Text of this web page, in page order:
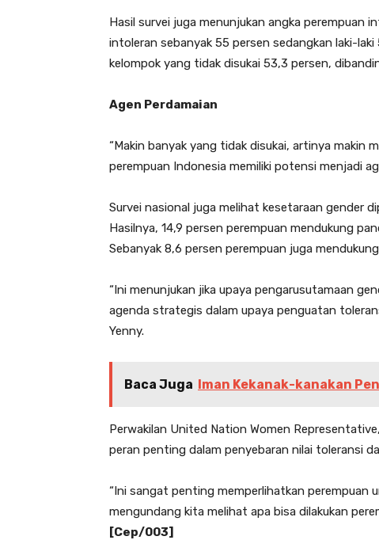
Hasil survei juga menunjukan angka perempuan
intoleran sebanyak 55 persen sedangkan laki-
kelompok yang tidak disukai 53,3 persen,
Agen Perdamaian
“Makin banyak yang tidak disukai, artinya makin
perempuan Indonesia memiliki potensi menjadi
Survei nasional juga melihat kesetaraan gender
Hasilnya, 14,9 persen perempuan mendukung
Sebanyak 8,6 persen perempuan juga
“Ini menunjukan jika upaya pengarusutamaan
agenda strategis dalam upaya penguatan
Yenny.
Baca Juga Iman Kekanak-kanakan
Perwakilan United Nation Women
peran penting dalam penyebaran nilai toleransi
“Ini sangat penting memperlihatkan perempuan
mengundang kita melihat apa bisa dilakukan
[Cep/003]